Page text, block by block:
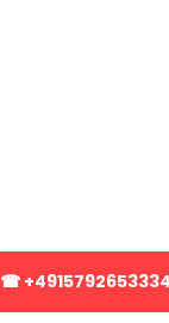
☎ +4915792653334